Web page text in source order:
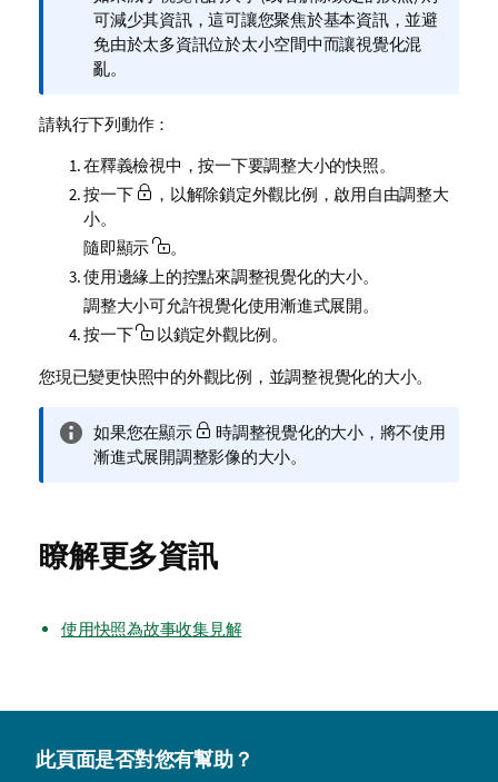
註
可減少其資訊，這可讓您聚焦於基本資訊，並避
免由於太多資訊位於太小空間中而讓視覺化混
亂。
請執行下列動作：
在釋義檢視中，按一下要調整大小的快照。
按一下
，以解除鎖定外觀比例，啟用自由調整大
小。
隨即顯示
。
使用邊緣上的控點來調整視覺化的大小。
調整大小可允許視覺化使用漸進式展開。
按一下
以鎖定外觀比例。
您現已變更快照中的外觀比例，並調整視覺化的大小。
資
訊
如果您在顯示
時調整視覺化的大小，將不使用
漸進式展開調整影像的大小。
瞭解更多資訊
使用快照為故事收集見解
此頁面是否對您有幫助？